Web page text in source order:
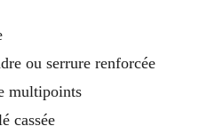
ou serrure renforcée
multipoints
cassée